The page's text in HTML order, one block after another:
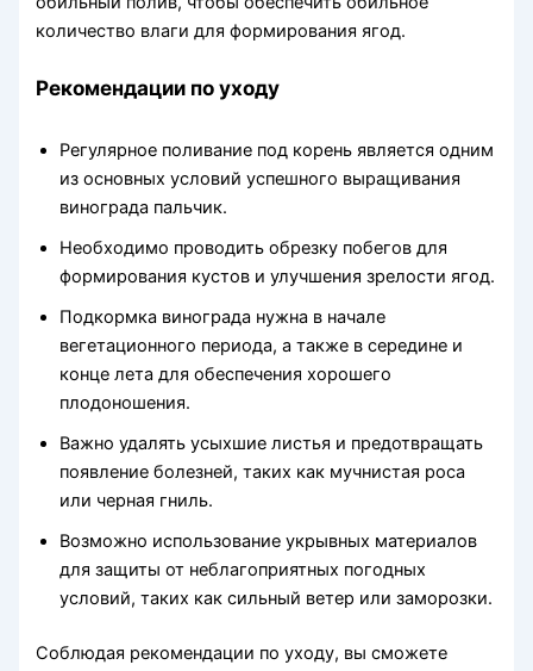
количество влаги для формирования ягод.
Рекомендации по уходу
Регулярное поливание под корень является одним
из основных условий успешного выращивания
винограда пальчик.
Необходимо проводить обрезку побегов для
формирования кустов и улучшения зрелости ягод.
Подкормка винограда нужна в начале
вегетационного периода, а также в середине и
конце лета для обеспечения хорошего
плодоношения.
Важно удалять усыхшие листья и предотвращать
появление болезней, таких как мучнистая роса
или черная гниль.
Возможно использование укрывных материалов
для защиты от неблагоприятных погодных
условий, таких как сильный ветер или заморозки.
Соблюдая рекомендации по уходу, вы сможете